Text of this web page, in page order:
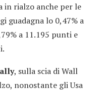
in rialzo anche per le
guadagna lo 0,47% a
a 11.195 punti e
, sulla scia di Wall
nonostante gli Usa